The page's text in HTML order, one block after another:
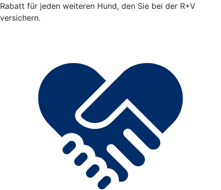
Rabatt für jeden weiteren Hund, den Sie bei der R+V
versichern.